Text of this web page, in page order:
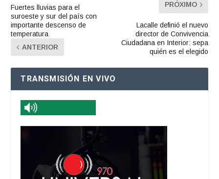
Fuertes lluvias para el
suroeste y sur del país con
importante descenso de
temperatura
ANTERIOR
PRÓXIMO
Lacalle definió el nuevo
director de Convivencia
Ciudadana en Interior: sepa
quién es el elegido
TRANSMISIÓN EN VIVO